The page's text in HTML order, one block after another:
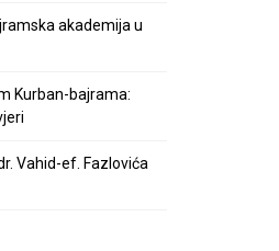
akademija u
Kurban-bajrama:
Vahid-ef. Fazlovića